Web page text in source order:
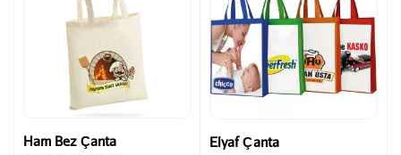
Ham Bez Çanta Elyaf Çanta